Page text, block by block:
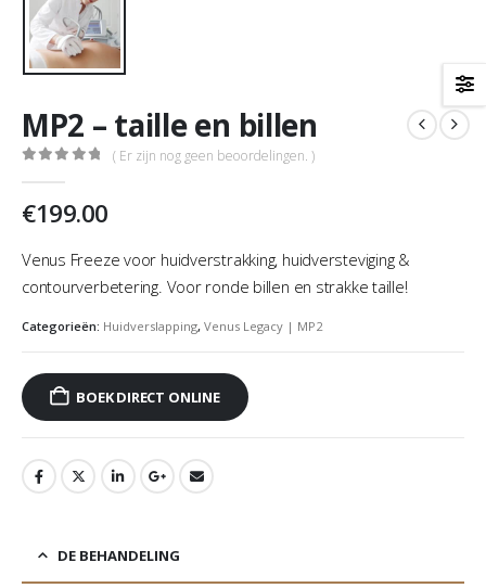
MP2 – taille en billen
( Er zijn nog geen beoordelingen. )
€199.00
Venus Freeze voor huidverstrakking, huidversteviging &
contourverbetering. Voor ronde billen en strakke taille!
Categorieën: Huidverslapping, Venus Legacy | MP2
BOEK DIRECT ONLINE
DE BEHANDELING